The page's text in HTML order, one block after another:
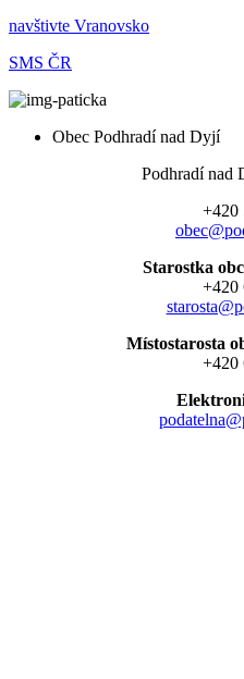
navštivte Vranovsko
SMS ČR
Obec Podhradí nad Dyjí
Podhradí nad
+420
Starostka
+420
Místostarosta
+420